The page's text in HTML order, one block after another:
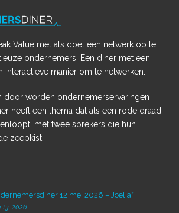
Value met als doel een netwerk op te
ondernemers. Een diner met een
interactieve manier om te netwerken.
door worden ondernemerservaringen
heeft een thema dat als een rode draad
met twee sprekers die hun
zeepkist.
12 mei 2026 – Joelia*
13, 2026